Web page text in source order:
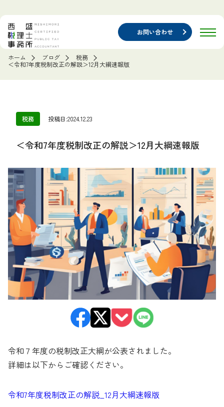
お問い合わせ
ホーム ブログ
税務
＜令和7年度税制改正の解説＞12月大綱速報版
税務 投稿日:2024.12.23
＜令和7年度税制改正の解説＞12月大綱速報版
令和７年度の税制改正大綱が公表されました。
詳細は以下からご確認ください。
令和7年度税制改正の解説_12月大綱速報版